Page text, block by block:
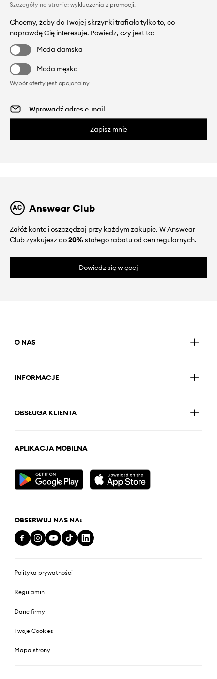
Szczegóły na stronie: wykluczenia z promocji.
Chcemy, żeby do Twojej skrzynki trafiało tylko to, co
naprawdę Cię interesuje. Powiedz, czy jest to:
Moda damska
Moda męska
Wybór oferty jest opcjonalny
Zapisz mnie
Answear Club
Załóż konto i oszczędzaj przy każdym zakupie. W Answear
Club zyskujesz do20%stałego rabatu od cen regularnych.
Dowiedz się więcej
O NAS
INFORMACJE
OBSŁUGA KLIENTA
APLIKACJA MOBILNA
OBSERWUJ NAS NA:
Polityka prywatności
Regulamin
Dane firmy
Twoje Cookies
Mapa strony